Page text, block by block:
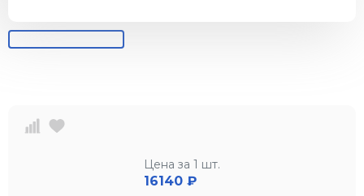
Цена за 1 шт.
16140 ₽